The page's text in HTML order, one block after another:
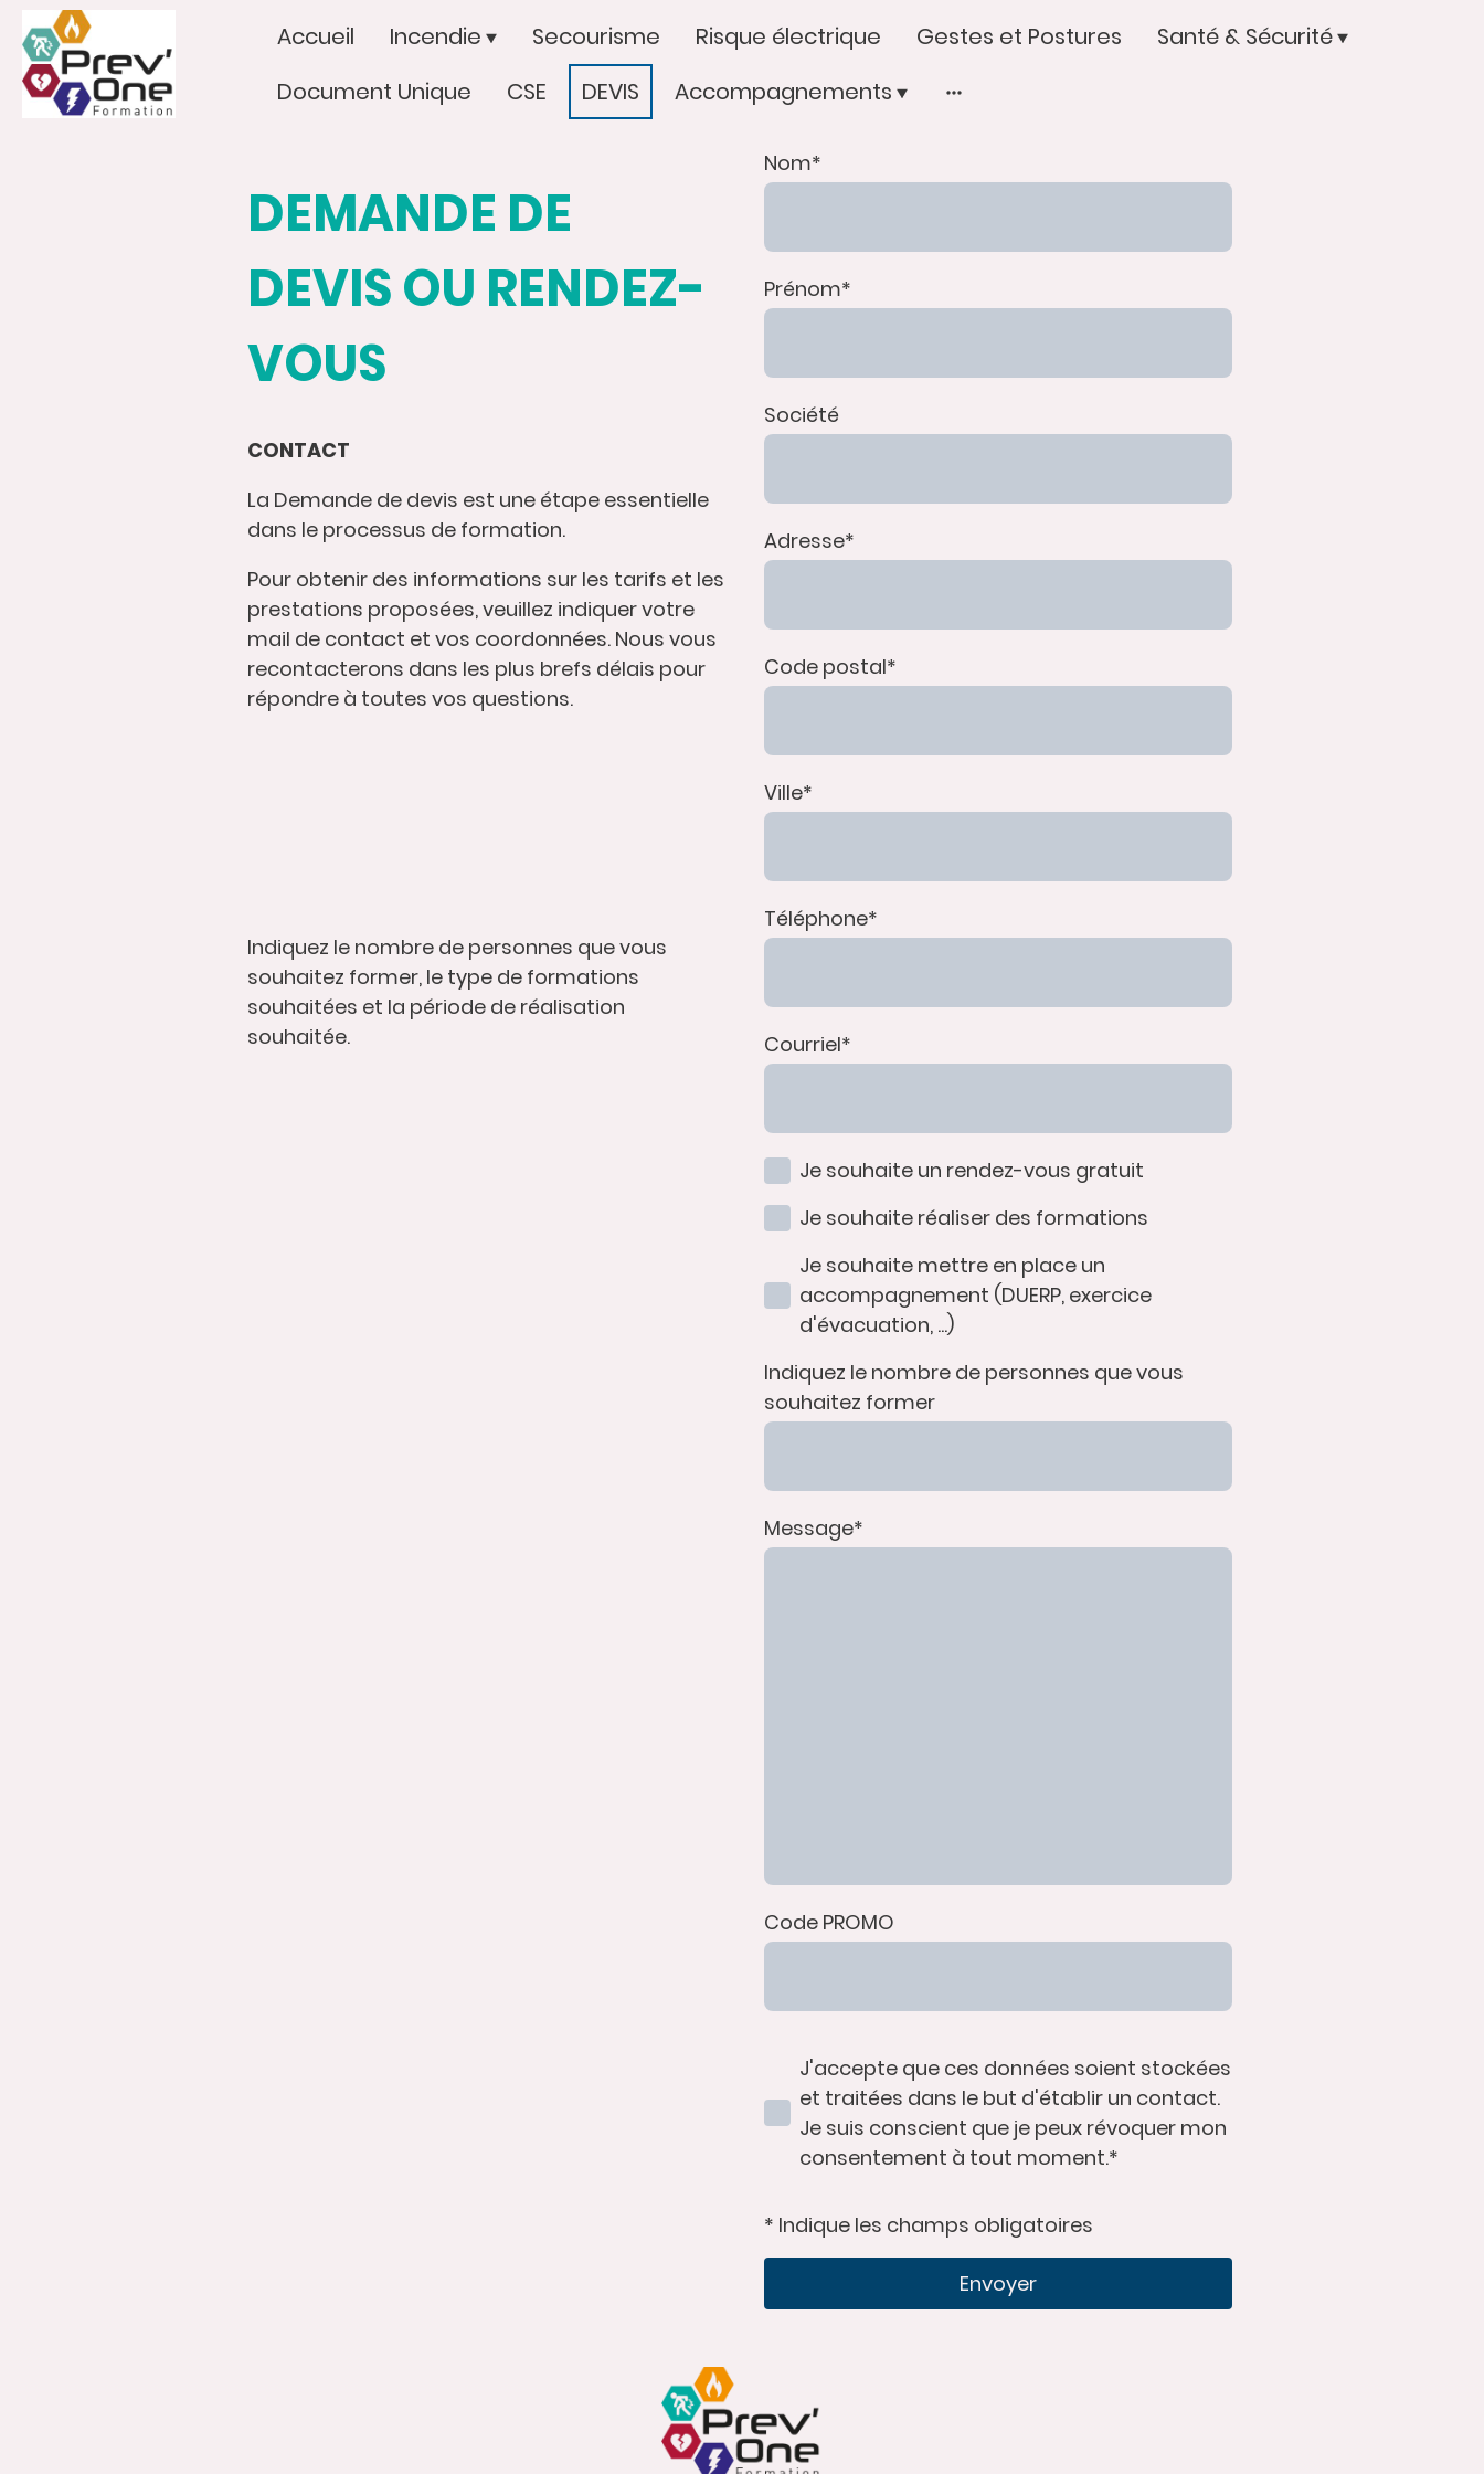
Accueil Incendie Secourisme Risque électrique Gestes et Postures
Santé & Sécurité
Document Unique
CSE DEVIS Accompagnements
DEMANDE DE
DEVIS OU RENDEZ-
VOUS
CONTACT
La Demande de devis est une étape essentielle
dans le processus de formation.
Pour obtenir des informations sur les tarifs et les
prestations proposées, veuillez indiquer votre
mail de contact et vos coordonnées. Nous vous
recontacterons dans les plus brefs délais pour
répondre à toutes vos questions.
Indiquez le nombre de personnes que vous
souhaitez former, le type de formations
souhaitées et la période de réalisation
souhaitée.
Nom*
Prénom*
Société
Adresse*
Code postal*
Ville*
Téléphone*
Courriel*
Je souhaite un rendez-vous gratuit
Je souhaite réaliser des formations
Je souhaite mettre en place un
accompagnement (DUERP, exercice
d'évacuation, ...)
Indiquez le nombre de personnes que vous
souhaitez former
Message*
Code PROMO
J'accepte que ces données soient stockées
et traitées dans le but d'établir un contact.
Je suis conscient que je peux révoquer mon
consentement à tout moment.*
* Indique les champs obligatoires
Envoyer